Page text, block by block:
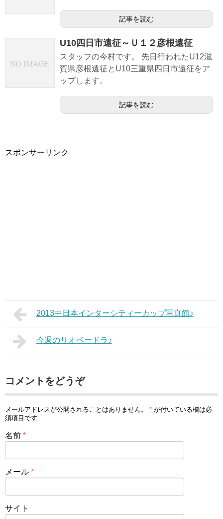
記事を読む
U10四日市遠征～Ｕ１２彦根遠征
スタッフの今村です。 先日行われたU12滋
賀県彦根遠征とU10三重県四日市遠征をア
ップします。
記事を読む
スポンサーリンク
2013中日本インターシティーカップ写真館♪
今週のリオペードラ♪
コメントをどうぞ
メールアドレスが公開されることはありません。 * が付いている欄は必
須項目です
名前 *
メール *
サイト